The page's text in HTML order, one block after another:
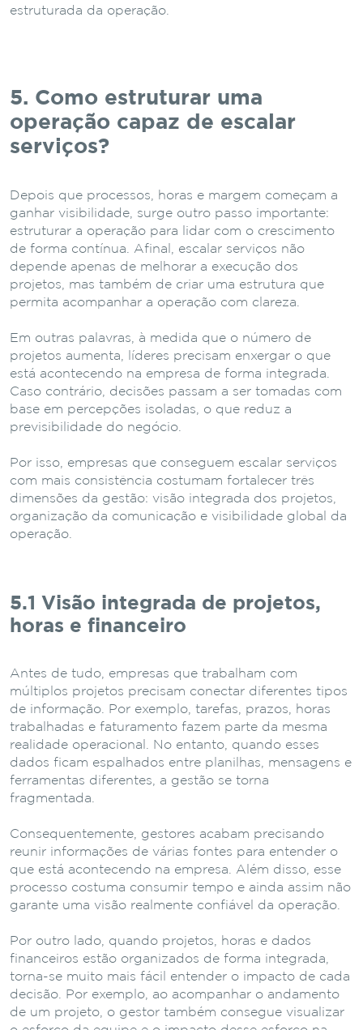
estruturada da operação.
5. Como estruturar uma
operação capaz de escalar
serviços?
Depois que processos, horas e margem começam a
ganhar visibilidade, surge outro passo importante:
estruturar a operação para lidar com o crescimento
de forma contínua. Afinal, escalar serviços não
depende apenas de melhorar a execução dos
projetos, mas também de criar uma estrutura que
permita acompanhar a operação com clareza.
Em outras palavras, à medida que o número de
projetos aumenta, líderes precisam enxergar o que
está acontecendo na empresa de forma integrada.
Caso contrário, decisões passam a ser tomadas com
base em percepções isoladas, o que reduz a
previsibilidade do negócio.
Por isso, empresas que conseguem escalar serviços
com mais consistência costumam fortalecer três
dimensões da gestão: visão integrada dos projetos,
organização da comunicação e visibilidade global da
operação.
5.1 Visão integrada de projetos,
horas e financeiro
Antes de tudo, empresas que trabalham com
múltiplos projetos precisam conectar diferentes tipos
de informação. Por exemplo, tarefas, prazos,
horas
trabalhadas e faturamento fazem parte da mesma
realidade operacional. No entanto, quando esses
dados ficam espalhados entre planilhas, mensagens e
ferramentas diferentes, a gestão se torna
fragmentada.
Consequentemente, gestores acabam precisando
reunir informações de várias fontes para entender o
que está acontecendo na empresa. Além disso, esse
processo costuma consumir tempo e ainda assim não
garante uma visão realmente confiável da operação.
Por outro lado, quando projetos, horas e dados
financeiros estão organizados de forma integrada,
torna-se muito mais fácil entender o impacto de cada
decisão.
Por exemplo, ao acompanhar o andamento
de um projeto, o gestor também consegue visualizar